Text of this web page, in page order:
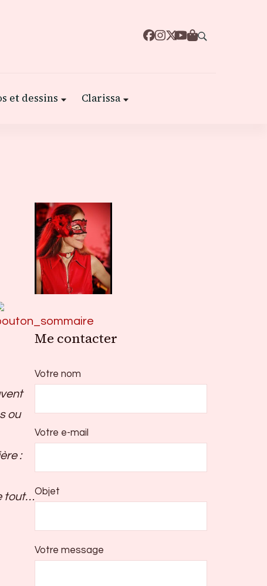
et dessins Clarissa
ou
:
tout…
Me contacter
Votre nom
Votre e-mail
Objet
Votre message